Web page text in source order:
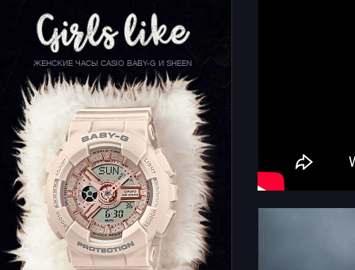
ЖЕНСКИЕ ЧАСЫ CASIO BABY-G И SHEEN
Конечно
джишоков